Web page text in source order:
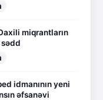
miqrantların
sədd
idmanının yeni
əfsanəvi